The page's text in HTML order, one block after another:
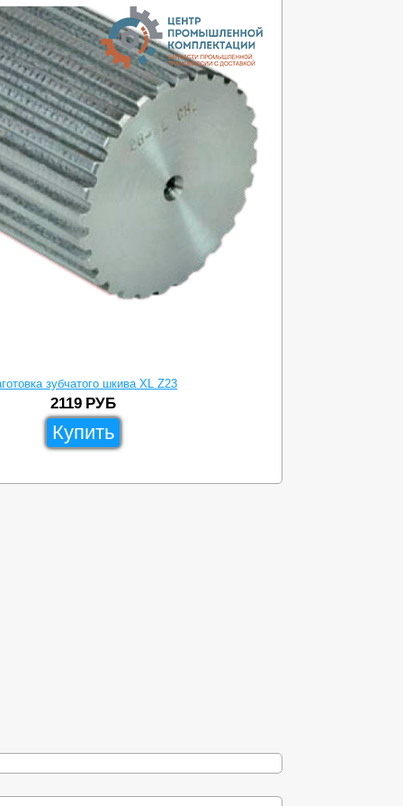
зубчатого шкива XL Z23
2119 РУБ
Купить